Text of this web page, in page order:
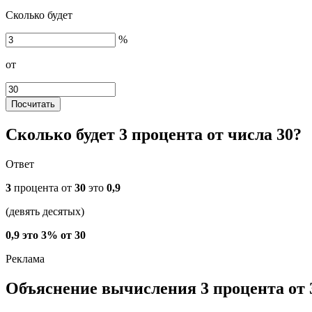
Сколько будет
%
от
Посчитать
Сколько будет 3 процента от числа 30?
Ответ
3 процента от 30 это 0,9
(девять десятых)
0,9 это 3% от 30
Объяснение вычисления 3 процента от